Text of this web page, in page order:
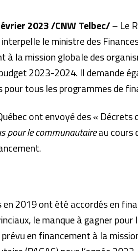
2023 /CNW Telbec/­– Le
le ministre des
à la mission globale des
2023-2024. Il demande
pour tous les programmes de
ont envoyé des «
pour le communautaireau cours
en 2019 ont été accordés en
le manque à gagner
en financement à la